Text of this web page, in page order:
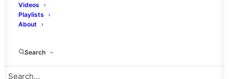
Videos
Playlists
About
Search